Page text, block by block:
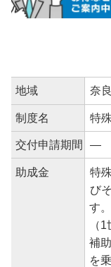
地域 奈
制度名 特
交付申請期間 ―
助成金
特
び
す。
（
補
を